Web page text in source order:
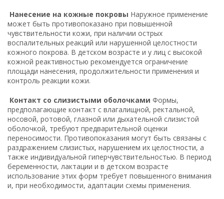
Нанесение на кожные покровы Наружное применение
может быть противопоказано при повышенной
чувствительности кожи, при наличии острых
воспалительных реакций или нарушенной целостности
кожного покрова. В детском возрасте и у лиц с высокой
кожной реактивностью рекомендуется ограничение
площади нанесения, продолжительности применения и
контроль реакции кожи.
Контакт со слизистыми оболочками Формы,
предполагающие контакт с влагалищной, ректальной,
носовой, ротовой, глазной или дыхательной слизистой
оболочкой, требуют предварительной оценки
переносимости. Противопоказания могут быть связаны с
раздражением слизистых, нарушением их целостности, а
также индивидуальной гиперчувствительностью. В период
беременности, лактации и в детском возрасте
использование этих форм требует повышенного внимания
и, при необходимости, адаптации схемы применения.